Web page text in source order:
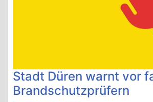
Stadt Düren warnt vor
Brandschutzprüfern